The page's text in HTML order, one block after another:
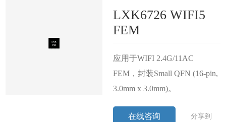
LXK6726 WIFI5
FEM
应用于WIFI 2.4G/11AC
FEM，封装Small QFN (16-pin,
3.0mm x 3.0mm)。
在线咨询 分享到